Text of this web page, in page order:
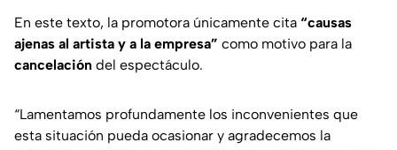
En este texto, la promotora únicamente cita “causas
ajenas al artista y a la empresa” como motivo para la
cancelación del espectáculo.
“Lamentamos profundamente los inconvenientes que
esta situación pueda ocasionar y agradecemos la